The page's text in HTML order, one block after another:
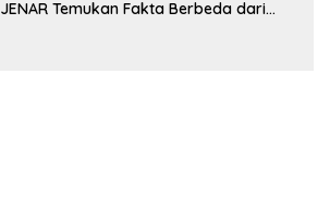
JENAR Temukan Fakta Berbeda dari